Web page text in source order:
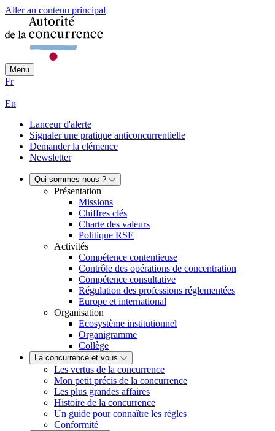
Aller au contenu principal
Menu
Fr
|
En
Lanceur d'alerte
Signaler une pratique anticoncurrentielle
Demander la clémence
Newsletter
Qui sommes nous ?
Présentation
Missions
Chiffres clés
Charte des valeurs
Politique RSE
Activités
Compétence contentieuse
Contrôle des opérations de concentration
Compétence consultative
Régulation des professions réglementées
Europe et international
Organisation
Ecosystème institutionnel
Organigramme
Collège
La concurrence et vous
Les vertus de la concurrence
Mon petit précis de la concurrence
Les plus grandes affaires
Histoire de la concurrence
Un guide pour connaître les règles
Conformité